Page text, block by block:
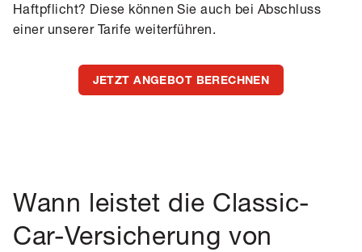
Haftpflicht? Diese können Sie auch bei Abschluss
einer unserer Tarife weiterführen.
JETZT ANGEBOT BERECHNEN
Wann leistet die Classic-
Car-Versicherung von